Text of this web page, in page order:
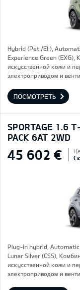
Hybrid (Pet./El.),
Experience Green (EXG),
искусственной кожи и
электроприводом и
ПОСМОТРЕТЬ
SPORTAGE 1.6
PACK 6AT 2WD
45 602 €
Plug-in hybrid, Automatic
Lunar Silver (CSS),
искусственной кожи и
электроприводом и